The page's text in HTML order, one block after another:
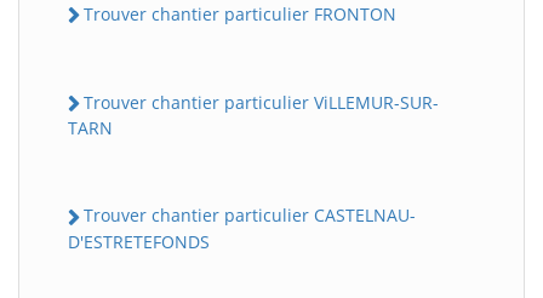
Trouver chantier particulier FRONTON
Trouver chantier particulier ViLLEMUR-SUR-
TARN
Trouver chantier particulier CASTELNAU-
D'ESTRETEFONDS